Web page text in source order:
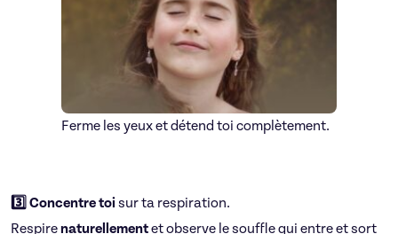
Ferme les yeux et détend toi complètement.
3️⃣ Concentre toisur ta respiration.
Respirenaturellementet observe le souffle qui entre et sort